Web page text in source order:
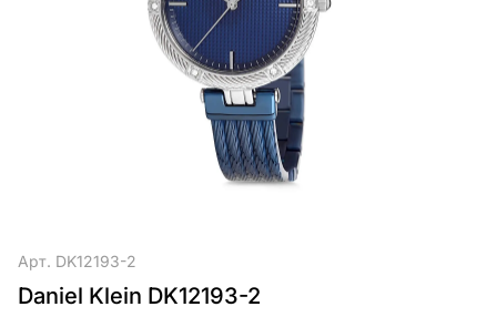
Арт. DK12193-2
Daniel Klein DK12193-2